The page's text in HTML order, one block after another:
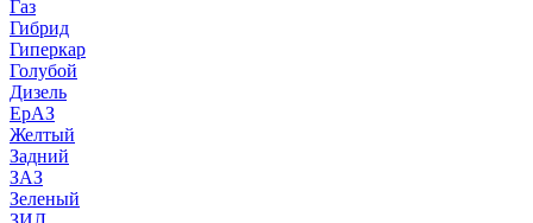
Газ
Гибрид
Гиперкар
Голубой
Дизель
ЕрАЗ
Желтый
Задний
ЗАЗ
Зеленый